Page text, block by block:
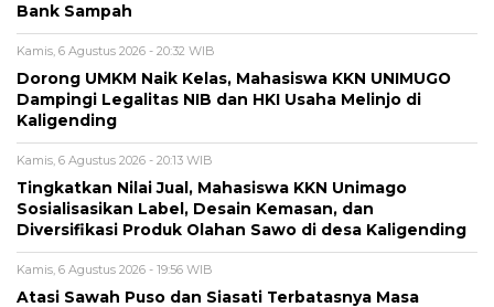
Bank Sampah
Kamis, 6 Agustus 2026 - 20:32 WIB
Dorong UMKM Naik Kelas, Mahasiswa KKN UNIMUGO
Dampingi Legalitas NIB dan HKI Usaha Melinjo di
Kaligending
Kamis, 6 Agustus 2026 - 20:13 WIB
Tingkatkan Nilai Jual, Mahasiswa KKN Unimago
Sosialisasikan Label, Desain Kemasan, dan
Diversifikasi Produk Olahan Sawo di desa Kaligending
Kamis, 6 Agustus 2026 - 19:56 WIB
Atasi Sawah Puso dan Siasati Terbatasnya Masa